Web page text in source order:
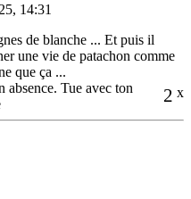
14:31
de blanche ... Et puis il
une vie de patachon comme
que ça ...
2 x
absence. Tue avec ton